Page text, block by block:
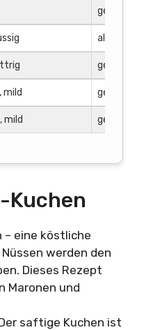
gehackt
als
gehackt
mild gehackt
mild gehackt
Kuchen
– eine köstliche
werden den
Dieses Rezept
Maronen und
saftige Kuchen ist